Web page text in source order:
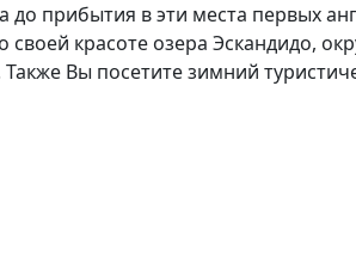
прибытия в эти места первых
красоте озера Эскандидо,
Вы посетите зимний